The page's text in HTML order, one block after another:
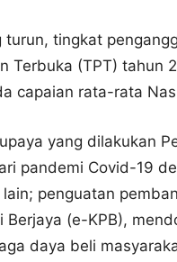
turun, tingkat
Terbuka (TPT) tahun
capaian rata-rata
yang dilakukan
pandemi Covid-19
penguatan
(e-KPB),
daya beli